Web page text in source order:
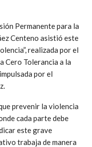
Permanente para la
Centeno asistió este
realizada por el
Cero Tolerancia a la
por el
prevenir la violencia
cada parte debe
este grave
trabaja de manera